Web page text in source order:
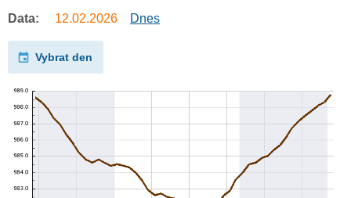
Data: 12.02.2026 Dnes
Vybrat den